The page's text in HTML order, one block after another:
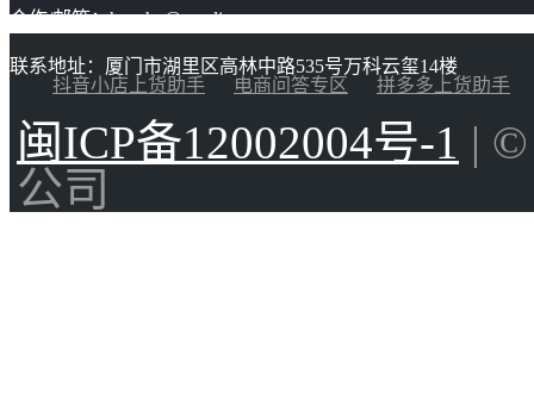
合作/邮箱：huacha@gaoding.com
联系地址：厦门市湖里区高林中路535号万科云玺14楼
抖音小店上货助手
电商问答专区 拼多多上货助手
闽ICP备12002004号-1 |
公司